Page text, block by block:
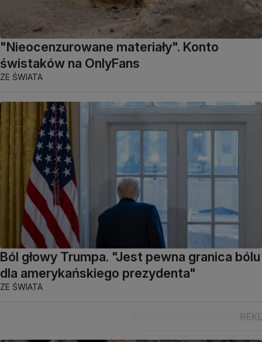
"Nieocenzurowane materiały". Konto
świstaków na OnlyFans
ZE ŚWIATA
Ból głowy Trumpa. "Jest pewna granica bólu
dla amerykańskiego prezydenta"
ZE ŚWIATA